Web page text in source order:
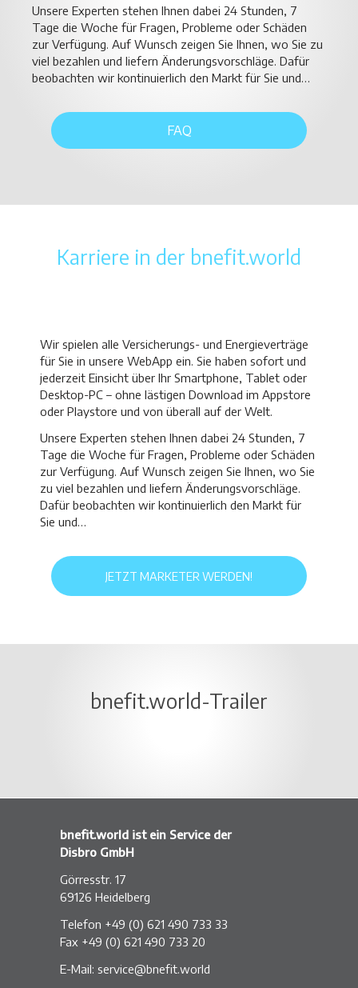
Unsere Experten stehen Ihnen dabei 24 Stunden, 7
Tage die Woche für Fragen, Probleme oder Schäden
zur Verfügung. Auf Wunsch zeigen Sie Ihnen, wo Sie zu
viel bezahlen und liefern Änderungsvorschläge. Dafür
beobachten wir kontinuierlich den Markt für Sie und…
FAQ
Karriere in der bnefit.world
Wir spielen alle Versicherungs- und Energieverträge
für Sie in unsere WebApp ein. Sie haben sofort und
jederzeit Einsicht über Ihr Smartphone, Tablet oder
Desktop-PC – ohne lästigen Download im Appstore
oder Playstore und von überall auf der Welt.
Unsere Experten stehen Ihnen dabei 24 Stunden, 7
Tage die Woche für Fragen, Probleme oder Schäden
zur Verfügung. Auf Wunsch zeigen Sie Ihnen, wo Sie
zu viel bezahlen und liefern Änderungsvorschläge.
Dafür beobachten wir kontinuierlich den Markt für
Sie und…
JETZT MARKETER WERDEN!
bnefit.world-Trailer
bnefit.world ist ein Service der
Disbro GmbH
Görresstr. 17
69126 Heidelberg
Telefon +49 (0) 621 490 733 33
Fax +49 (0) 621 490 733 20
E-Mail: service@bnefit.world